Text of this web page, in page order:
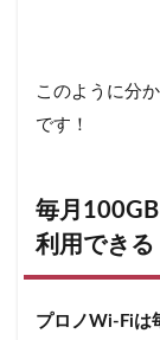
バ
イ
タ
ー
と
比
し
このように分
です！
毎月
利用できる
プロノWi-Fiは